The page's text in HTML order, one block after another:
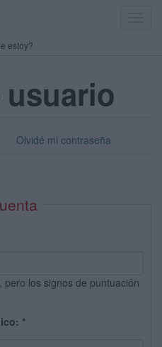
estoy?
usuario
Olvidé mi contraseña
los signos de puntuación
*